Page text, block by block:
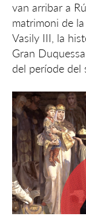
van arribar a
matrimoni de
Vasily III, la
Gran
del període del